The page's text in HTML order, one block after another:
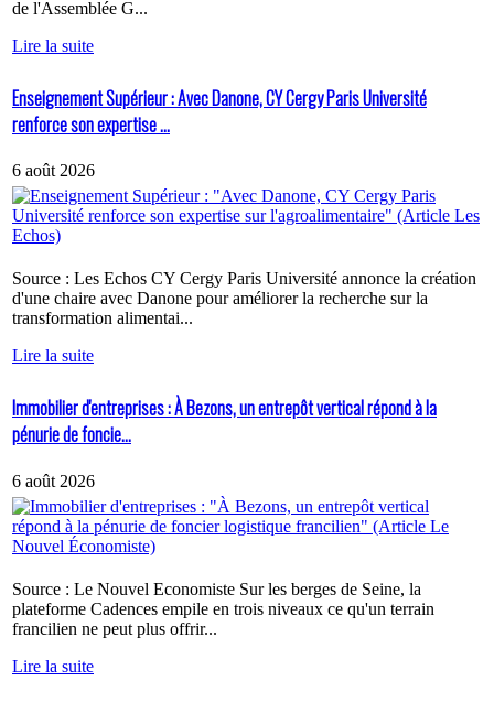
de l'Assemblée G...
Lire la suite
Enseignement Supérieur : Avec Danone, CY Cergy Paris Université
renforce son expertise ...
6 août 2026
Source : Les Echos CY Cergy Paris Université annonce la création
d'une chaire avec Danone pour améliorer la recherche sur la
transformation alimentai...
Lire la suite
Immobilier d'entreprises : À Bezons, un entrepôt vertical répond à la
pénurie de foncie...
6 août 2026
Source : Le Nouvel Economiste Sur les berges de Seine, la
plateforme Cadences empile en trois niveaux ce qu'un terrain
francilien ne peut plus offrir...
Lire la suite